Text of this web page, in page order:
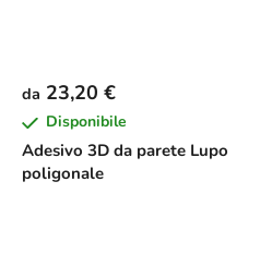
Adesivo 3D da parete Lupo
poligonale
da 23,20 €
Disponibile